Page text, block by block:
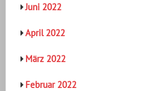
Juni 2022
April 2022
März 2022
Februar 2022